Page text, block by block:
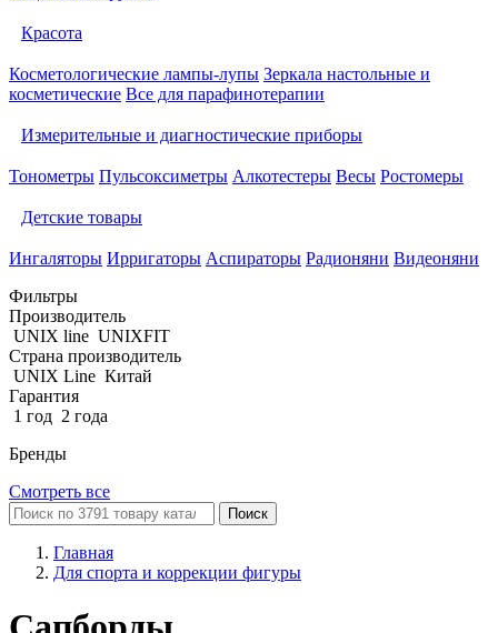
Красота
Косметологические лампы-лупы Зеркала настольные и
косметические Все для парафинотерапии
Измерительные и диагностические приборы
Тонометры Пульсоксиметры Алкотестеры Весы Ростомеры
Детские товары
Ингаляторы Ирригаторы Аспираторы Радионяни Видеоняни
Фильтры
Производитель
UNIX line UNIXFIT
Страна производитель
UNIX Line Китай
Гарантия
1 год 2 года
Бренды
Смотреть все
Поиск
Главная
Для спорта и коррекции фигуры